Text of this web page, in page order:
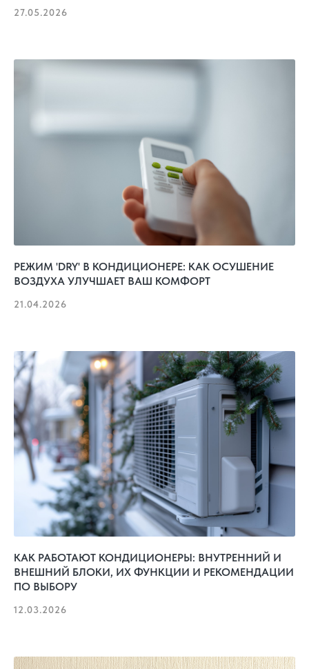
27.05.2026
РЕЖИМ 'DRY' В КОНДИЦИОНЕРЕ: КАК ОСУШЕНИЕ
ВОЗДУХА УЛУЧШАЕТ ВАШ КОМФОРТ
21.04.2026
КАК РАБОТАЮТ КОНДИЦИОНЕРЫ: ВНУТРЕННИЙ И
ВНЕШНИЙ БЛОКИ, ИХ ФУНКЦИИ И РЕКОМЕНДАЦИИ
ПО ВЫБОРУ
12.03.2026